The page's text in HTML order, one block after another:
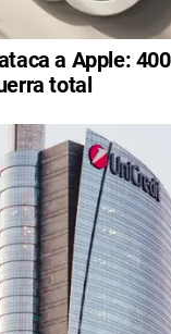
a Apple:
total